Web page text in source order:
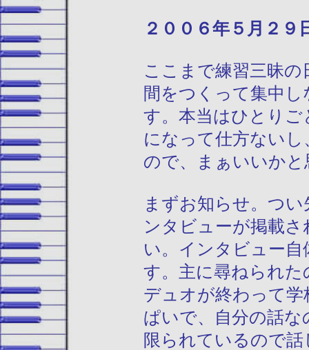
２００６年５
ここまで練習三昧
間をつくって集中
す。本当はひとり
になって仕方ない
ので、まぁいいかと
まずお知らせ。つ
ンタビューが掲載
い。インタビュー
す。主に尋ねられ
デュオが終わって
ぱいで、自分の話
限られているので